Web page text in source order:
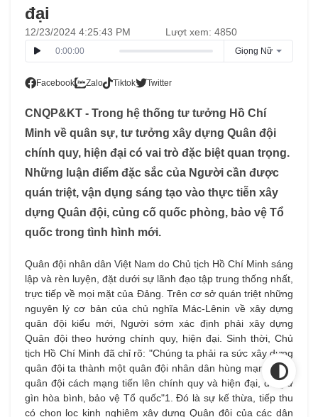
đại
12/23/2024 4:25:43 PM
0:00:00 Giọng Nữ
Lượt xem: 4850
Facebook Zalo Tiktok Twitter
CNQP&KT - Trong hệ thống tư tưởng Hồ Chí
Minh về quân sự, tư tưởng xây dựng Quân đội
chính quy, hiện đại có vai trò đặc biệt quan trọng.
Những luận điểm đặc sắc của Người cần được
quán triệt, vận dụng sáng tạo vào thực tiễn xây
dựng Quân đội, củng cố quốc phòng, bảo vệ Tổ
quốc trong tình hình mới.
Quân đội nhân dân Việt Nam do Chủ tịch Hồ Chí Minh sáng
lập và rèn luyện, đặt dưới sự lãnh đạo tập trung thống nhất,
trực tiếp về mọi mặt của Đảng. Trên cơ sở quán triệt những
nguyên lý cơ bản của chủ nghĩa Mác-Lênin về xây dựng
quân đội kiểu mới, Người sớm xác định phải xây dựng
Quân đội theo hướng chính quy, hiện đại. Sinh thời, Chủ
tịch Hồ Chí Minh đã chỉ rõ: "Chúng ta phải ra sức xây dựng
quân đội ta thành một quân đội nhân dân hùng mạnh, một
quân đội cách mạng tiến lên chính quy và hiện đại, để giữ
gìn hòa bình, bảo vệ Tổ quốc"1. Đó là sự kế thừa, tiếp thu
có chọn lọc kinh nghiệm xây dựng Quân đội của các dân